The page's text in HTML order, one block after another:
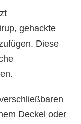
gehackte
Diese
Deckel oder